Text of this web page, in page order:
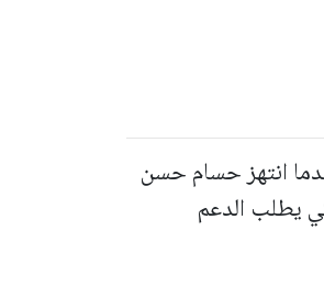
انتهز حسام حسن
يطلب الدعم